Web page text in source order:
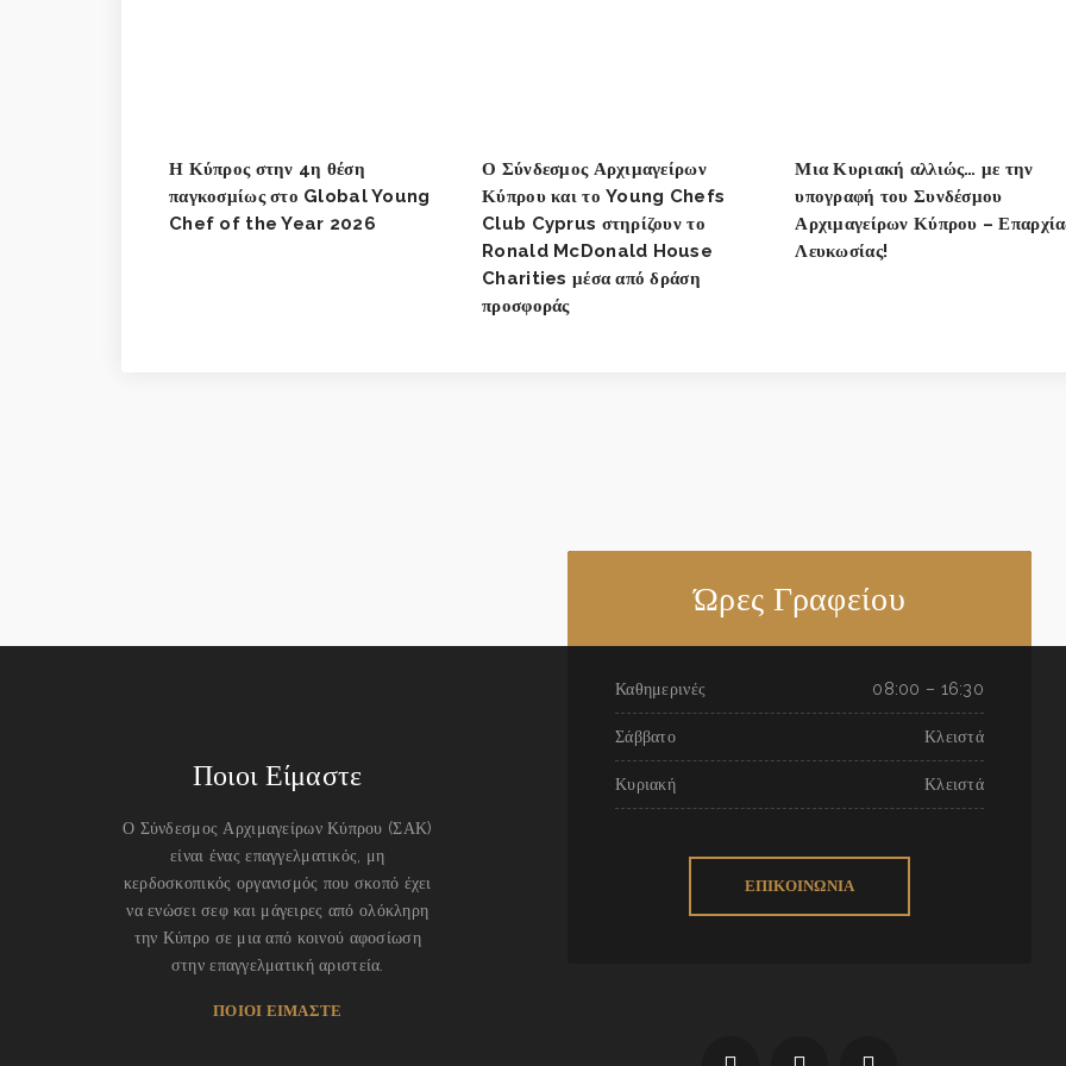
Η Κύπρος στην 4η θέση
παγκοσμίως στο Global Young
Chef of the Year 2026
Ο Σύνδεσμος Αρχιμαγείρων
Κύπρου και το Young Chefs
Club Cyprus στηρίζουν το
Ronald McDonald House
Charities μέσα από δράση
προσφοράς
Μια Κυριακή αλλιώς… με την
υπογραφή του Συνδέσμου
Αρχιμαγείρων Κύπρου –
Λευκωσίας!
Ποιοι Είμαστε
Ο Σύνδεσμος Αρχιμαγείρων Κύπρου (ΣΑΚ)
είναι ένας επαγγελματικός, μη
κερδοσκοπικός οργανισμός που σκοπό έχει
να ενώσει σεφ και μάγειρες από ολόκληρη
την Κύπρο σε μια από κοινού αφοσίωση
στην επαγγελματική αριστεία.
ΠΟΙΟΙ ΕΙΜΑΣΤΕ
Ώρες Γραφείου
Καθημερινές 08:00 – 16:30
Σάββατο Κλειστά
Κυριακή Κλειστά
ΕΠΙΚΟΙΝΩΝΙΑ